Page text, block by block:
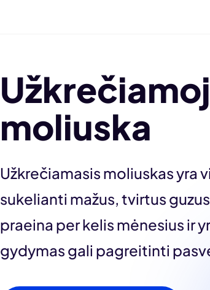
moliuska
Užkrečiamasis moliuskas yra
sukelianti mažus, tvirtus
praeina per kelis mėnesius ir
gydymas gali pagreitinti